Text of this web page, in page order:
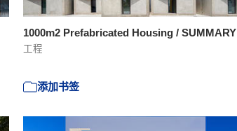
1000m2 Prefabricated Housing / SUMMARY
工程
添加书签